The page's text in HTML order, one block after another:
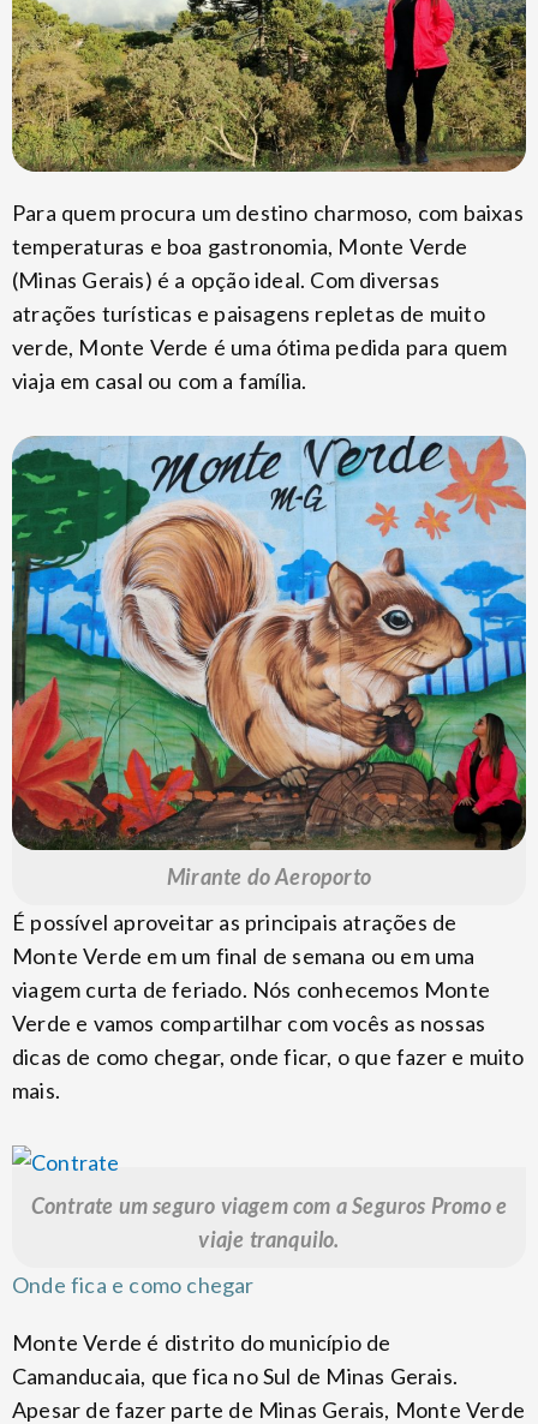
Para quem procura um destino charmoso, com baixas
temperaturas e boa gastronomia, Monte Verde
(Minas Gerais) é a opção ideal. Com diversas
atrações turísticas e paisagens repletas de muito
verde, Monte Verde é uma ótima pedida para quem
viaja em casal ou com a família.
Mirante do Aeroporto
É possível aproveitar as principais atrações de
Monte Verde em um final de semana ou em uma
viagem curta de feriado. Nós conhecemos Monte
Verde e vamos compartilhar com vocês as nossas
dicas de como chegar, onde ficar, o que fazer e muito
mais.
Contrate um seguro viagem com a Seguros Promo e
viaje tranquilo.
Onde fica e como chegar
Monte Verde é distrito do município de
Camanducaia, que fica no Sul de Minas Gerais.
Apesar de fazer parte de Minas Gerais, Monte Verde